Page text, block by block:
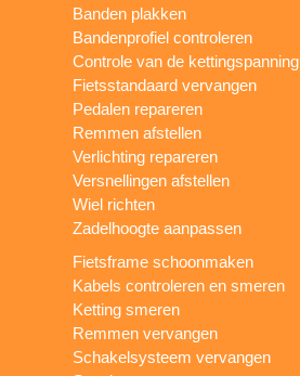
Banden plakken
Bandenprofiel controleren
Controle van de kettingspanning
Fietsstandaard vervangen
Pedalen repareren
Remmen afstellen
Verlichting repareren
Versnellingen afstellen
Wiel richten
Zadelhoogte aanpassen
Fietsframe schoonmaken
Kabels controleren en smeren
Ketting smeren
Remmen vervangen
Schakelsysteem vervangen